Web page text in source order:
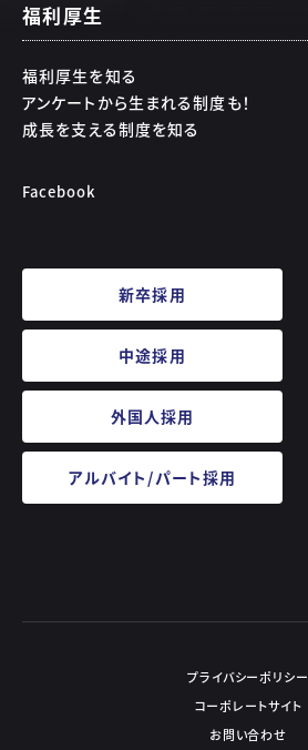
新卒採用
中途採用
外国人採用
アルバイト/パート採用
福利厚生
福利厚生を知る
アンケートから生まれる制度も！
成長を支える制度を知る
Facebook
プライバシーポリシー
コーポレートサイト
お問い合わせ